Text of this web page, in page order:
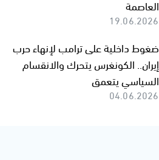
العاصمة
19.06.2026
ضغوط داخلية على ترامب لإنهاء حرب
إيران.. الكونغرس يتحرك والانقسام
السياسي يتعمق
04.06.2026